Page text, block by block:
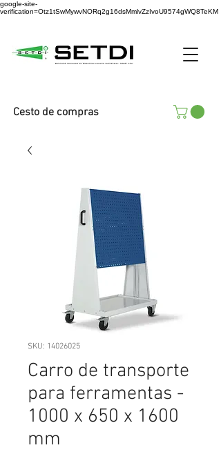
google-site-
verification=Otz1tSwMywvNORq2g16dsMmlvZzIvoU9574gWQ8TeKM
Cesto de compras
SKU: 14026025
Carro de transporte
para ferramentas -
1000 x 650 x 1600
mm